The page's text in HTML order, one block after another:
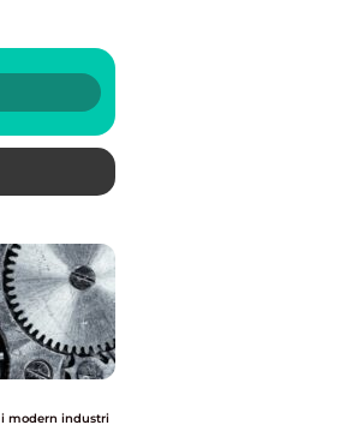
modern industri